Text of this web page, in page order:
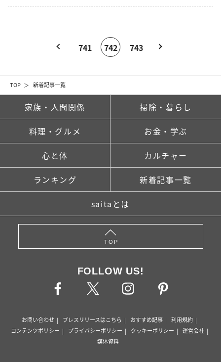
TOP 新着記事一覧
741 742 743
家族・人間関係 掃除・暮らし
料理・グルメ お金・学ぶ
心と体 カルチャー
ランキング 新着記事一覧
saitaとは
TOP
FOLLOW US!
お問い合わせ プレスリリースはこちら おすすめ記事
利用規約
コンテンツポリシー
プライバシーポリシー クッキーポリシー
運営会社
媒体資料